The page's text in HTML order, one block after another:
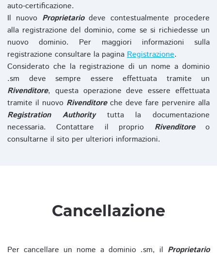
auto-certificazione.
Il nuovo Proprietariodeve contestualmente procedere
alla registrazione del dominio, come se si richiedesse un
nuovo dominio. Per maggiori informazioni sulla
registrazione consultare la pagina Registrazione.
Considerato che la registrazione di un nome a dominio
.sm deve sempre essere effettuata tramite un
Rivenditore, questa operazione deve essere effettuata
tramite il nuovo Rivenditoreche deve fare pervenire alla
Registration Authoritytutta la documentazione
necessaria. Contattare il proprio Rivenditoreo
consultarne il sito per ulteriori informazioni.
Cancellazione
Per cancellare un nome a dominio .sm, il Proprietario